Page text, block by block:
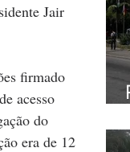
Jair
firmado
acesso
do
era de 12